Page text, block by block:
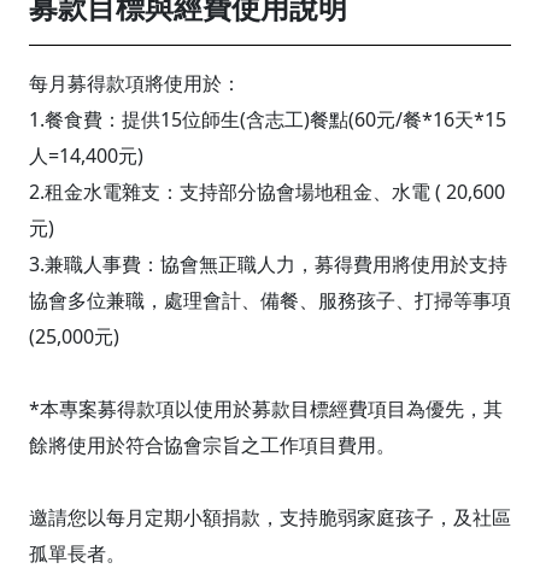
每月募得款項將使用於：
1.餐食費：提供15位師生(含志工)餐點(60元/餐*16天*15
人=14,400元)
2.租金水電雜支：支持部分協會場地租金、水電 ( 20,600
元)
3.兼職人事費：協會無正職人力，募得費用將使用於支持
協會多位兼職，處理會計、備餐、服務孩子、打掃等事項
(25,000元)
*本專案募得款項以使用於募款目標經費項目為優先，其
餘將使用於符合協會宗旨之工作項目費用。
邀請您以每月定期小額捐款，支持脆弱家庭孩子，及社區
孤單長者。